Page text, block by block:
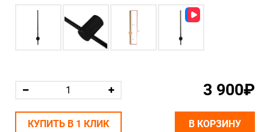
3 900₽
КУПИТЬ В 1 КЛИК В КОРЗИНУ